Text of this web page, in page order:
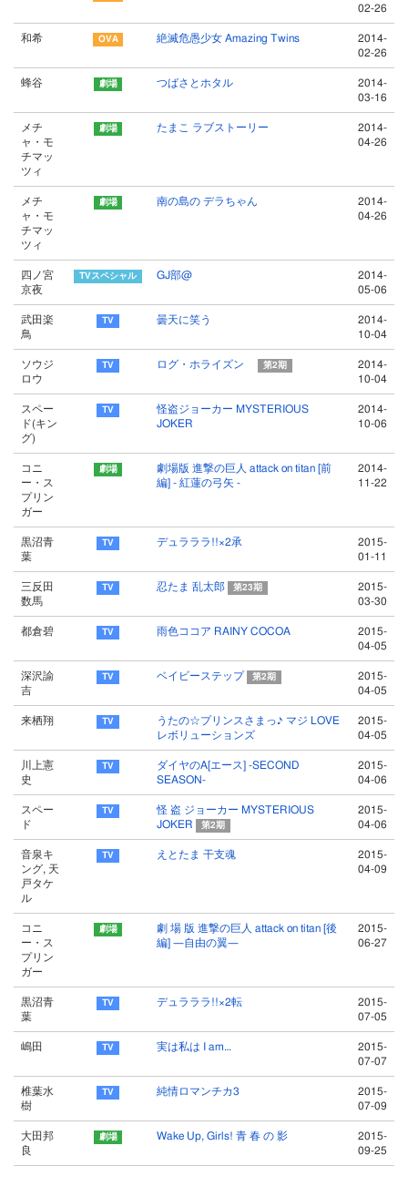
02-26
和希 絶滅危愚少女 Amazing Twins
2014-
02-26
蜂谷 つばさとホタル
2014-
03-16
メチ
ャ・モ
チマッ
ツィ
たまこ ラブストーリー
2014-
04-26
メチ
ャ・モ
チマッ
ツィ
南の島の デラちゃん
2014-
04-26
四ノ宮
京夜
GJ部@
2014-
05-06
武田楽
鳥
曇天に笑う
2014-
10-04
ソウジ
ロウ
ログ・ホライズン 第2期
2014-
10-04
スペー
ド(キン
グ)
怪盗ジョーカー MYSTERIOUS
JOKER
2014-
10-06
コニ
ー・ス
プリン
ガー
劇場版 進撃の巨人 attack on titan [前
編] - 紅蓮の弓矢 -
2014-
11-22
黒沼青
葉
デュラララ!!×2承
2015-
01-11
三反田
数馬
忍たま 乱太郎 第23期
2015-
03-30
都倉碧 雨色ココア RAINY COCOA
2015-
04-05
深沢諭
吉
ベイビーステップ 第2期
2015-
04-05
来栖翔
うたの☆プリンスさまっ♪ マジ LOVE
レボリューションズ
2015-
04-05
川上憲
史
ダイヤのA[エース] -SECOND
SEASON-
2015-
04-06
スペー
ド
怪 盗 ジョーカー MYSTERIOUS
JOKER
第2期
2015-
04-06
音泉キ
ング, 天
戸タケ
ル
えとたま 干支魂
2015-
04-09
コニ
ー・ス
プリン
ガー
劇 場 版 進撃の巨人 attack on titan [後
編] ―自由の翼―
2015-
06-27
黒沼青
葉
デュラララ!!×2転
2015-
07-05
嶋田 実は私は I am…
2015-
07-07
椎葉水
樹
純情ロマンチカ3
2015-
07-09
大田邦
良
Wake Up, Girls! 青 春 の 影
2015-
09-25